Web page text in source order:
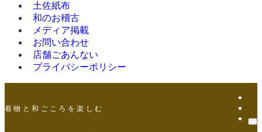
土佐紙布
和のお稽古
メディア掲載
お問い合わせ
店舗ごあんない
プライバシーポリシー
着 物 と 和 ご こ ろ を 楽 し む